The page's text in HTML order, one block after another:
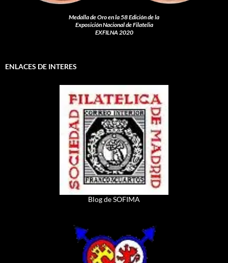
Medalla de Oro en la 58 Edición de la
Exposición Nacional de Filatelia
EXFILNA 2020
ENLACES DE INTERES
Blog de SOFIMA